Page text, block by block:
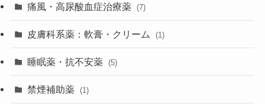
痛風・高尿酸血症治療薬 (7)
皮膚科系薬：軟膏・クリーム (1)
睡眠薬・抗不安薬 (5)
禁煙補助薬 (1)